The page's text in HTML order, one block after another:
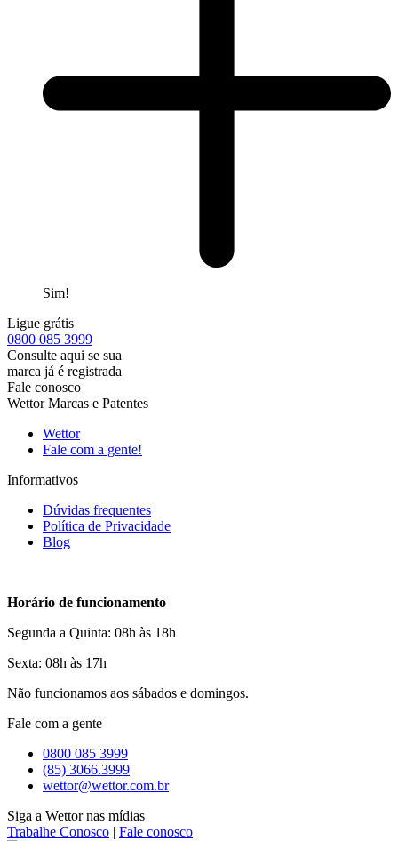
Sim!
Ligue grátis
0800 085 3999
Consulte aqui se sua
marca já é registrada
Fale conosco
Wettor Marcas e Patentes
Wettor
Fale com a gente!
Informativos
Dúvidas frequentes
Política de Privacidade
Blog
Horário de funcionamento
Segunda a Quinta: 08h às 18h
Sexta: 08h às 17h
Não funcionamos aos sábados e domingos.
Fale com a gente
0800 085 3999
(85) 3066.3999
wettor@wettor.com.br
Siga a Wettor nas mídias
Trabalhe Conosco | Fale conosco